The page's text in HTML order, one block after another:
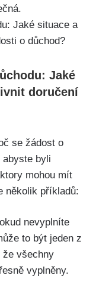
Jaké
doručení
se žádost o
byli
mohou mít
několik příkladů:
nevyplníte
to být jeden z
že všechny
vyplněny.